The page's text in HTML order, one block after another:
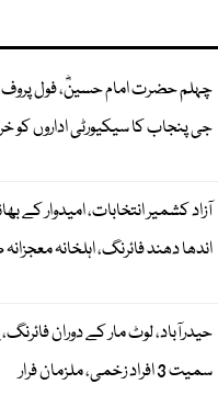
چہلم حضرت امام حسینؓ، فول پروف
جی پنجاب کا سیکیورٹی اداروں کو
آزاد کشمیر انتخابات، امیدوار کے
اندھا دھند فائرنگ، اہلخانہ
حیدرآباد، لوٹ مار کے دوران
سمیت 3 افراد زخمی، ملزمان فرار